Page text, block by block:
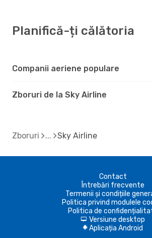
Planifică-ți călătoria
Companii aeriene populare
Zboruri de la Sky Airline
Zboruri Sky Airline
Contact
Întrebări frecvente
Termenii și condițiile
Politica privind modulele
Politica de
d Versiune desktop
A Aplicația Android